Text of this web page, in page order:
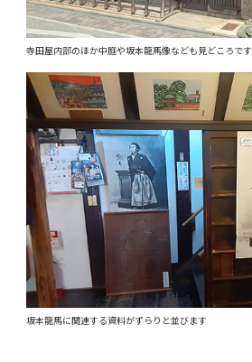
寺田屋内部のほか中庭や坂本龍馬像なども見どころです
坂本龍馬に関連する資料がずらりと並びます